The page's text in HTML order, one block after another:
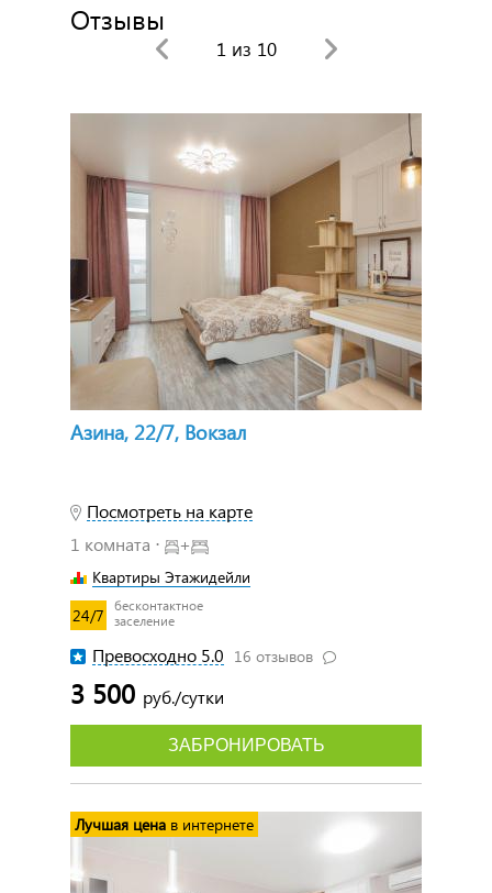
Отзывы
1из 10
Азина, 22/7, Вокзал
Посмотреть на карте
1 комната ⋅
+
Квартиры Этажидейли
24/7
бесконтактное
заселение
Превосходно 5.0 16 отзывов
3 500 руб./сутки
ЗАБРОНИРОВАТЬ
Лучшая цена в интернете